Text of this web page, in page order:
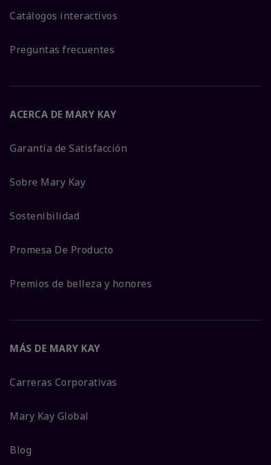
Catálogos interactivos
Preguntas frecuentes
ACERCA DE MARY KAY
Garantía de Satisfacción
Sobre Mary Kay
Sostenibilidad
Promesa De Producto
Premios de belleza y honores
MÁS DE MARY KAY
Carreras Corporativas
Mary Kay Global
Blog